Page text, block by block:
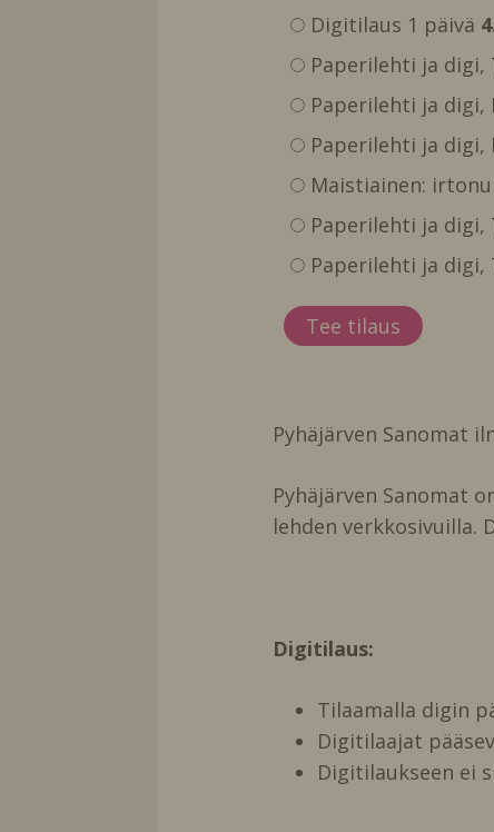
Digitilaus 1 päivä
Paperilehti ja digi,
Paperilehti ja digi,
Paperilehti ja digi,
Maistiainen:
Paperilehti ja digi,
Paperilehti ja digi,
Pyhäjärven Sanomat
Pyhäjärven Sanomat
lehden verkkosivuilla.
Digitilaus:
Tilaamalla digin
Digitilaajat
Digitilaukseen ei